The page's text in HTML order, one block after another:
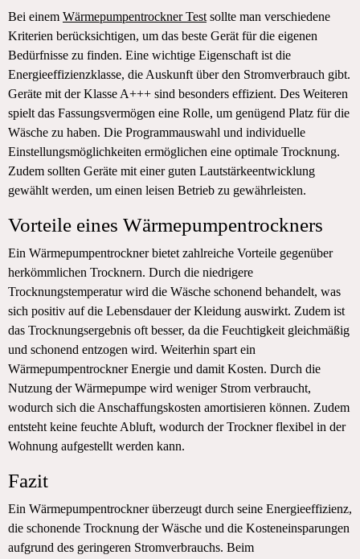
Bei einem Wärmepumpentrockner Test sollte man verschiedene
Kriterien berücksichtigen, um das beste Gerät für die eigenen
Bedürfnisse zu finden. Eine wichtige Eigenschaft ist die
Energieeffizienzklasse, die Auskunft über den Stromverbrauch gibt.
Geräte mit der Klasse A+++ sind besonders effizient. Des Weiteren
spielt das Fassungsvermögen eine Rolle, um genügend Platz für die
Wäsche zu haben. Die Programmauswahl und individuelle
Einstellungsmöglichkeiten ermöglichen eine optimale Trocknung.
Zudem sollten Geräte mit einer guten Lautstärkeentwicklung
gewählt werden, um einen leisen Betrieb zu gewährleisten.
Vorteile eines Wärmepumpentrockners
Ein Wärmepumpentrockner bietet zahlreiche Vorteile gegenüber
herkömmlichen Trocknern. Durch die niedrigere
Trocknungstemperatur wird die Wäsche schonend behandelt, was
sich positiv auf die Lebensdauer der Kleidung auswirkt. Zudem ist
das Trocknungsergebnis oft besser, da die Feuchtigkeit gleichmäßig
und schonend entzogen wird. Weiterhin spart ein
Wärmepumpentrockner Energie und damit Kosten. Durch die
Nutzung der Wärmepumpe wird weniger Strom verbraucht,
wodurch sich die Anschaffungskosten amortisieren können. Zudem
entsteht keine feuchte Abluft, wodurch der Trockner flexibel in der
Wohnung aufgestellt werden kann.
Fazit
Ein Wärmepumpentrockner überzeugt durch seine Energieeffizienz,
die schonende Trocknung der Wäsche und die Kosteneinsparungen
aufgrund des geringeren Stromverbrauchs. Beim